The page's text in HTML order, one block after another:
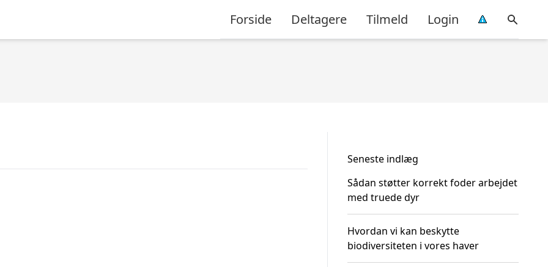
Forside Deltagere Tilmeld Login
Seneste indlæg
Sådan støtter korrekt foder arbejdet
med truede dyr
Hvordan vi kan beskytte
biodiversiteten i vores haver